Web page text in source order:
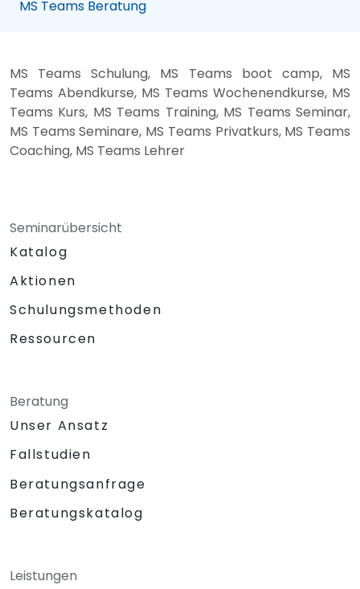
MS Teams Beratung
MS Teams Schulung, MS Teams boot camp, MS
Teams Abendkurse, MS Teams Wochenendkurse, MS
Teams Kurs, MS Teams Training, MS Teams Seminar,
MS Teams Seminare, MS Teams Privatkurs, MS Teams
Coaching, MS Teams Lehrer
Seminarübersicht
Katalog
Aktionen
Schulungsmethoden
Ressourcen
Beratung
Unser Ansatz
Fallstudien
Beratungsanfrage
Beratungskatalog
Leistungen